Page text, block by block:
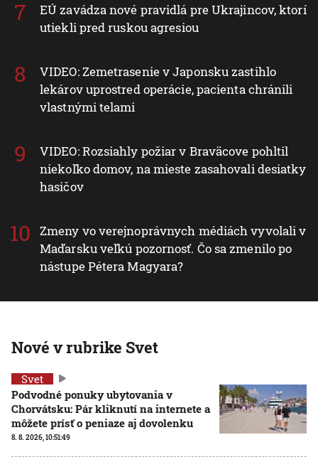
EÚ zavádza nové pravidlá pre Ukrajincov, ktorí
utiekli pred ruskou agresiou
VIDEO: Zemetrasenie v Japonsku zastihlo
lekárov uprostred operácie, pacienta chránili
vlastnými telami
VIDEO: Rozsiahly požiar v Braväcove pohltil
niekoľko domov, na mieste zasahovali desiatky
hasičov
Zmeny vo verejnoprávnych médiách vyvolali v
Maďarsku veľkú pozornosť. Čo sa zmenilo po
nástupe Pétera Magyara?
Nové v rubrike Svet
Svet
Podvodné ponuky ubytovania v
Chorvátsku: Pár kliknutí na internete a
môžete prísť o peniaze aj dovolenku
8. 8. 2026, 10:51:49